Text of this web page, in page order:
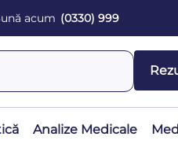
acum (0330) 999
Analize Medicale